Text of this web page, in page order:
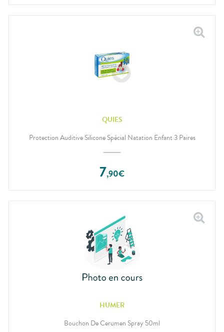
QUIES
Protection Auditive Silicone Spécial Natation Enfant 3 Paires
7,90€
HUMER
Bouchon De Cerumen Spray 50ml